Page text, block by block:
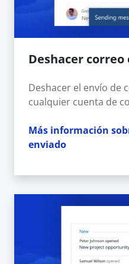
Deshacer correo
Deshacer el envío de
cualquier cuenta de
Más información
enviado